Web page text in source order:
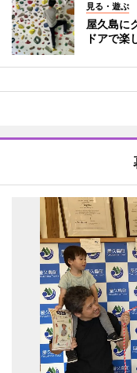
見る・遊ぶ
屋久島に
ドアで楽